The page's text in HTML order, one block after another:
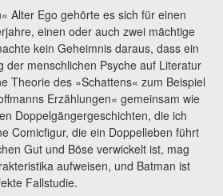
Alter Ego gehörte es sich für einen
einen oder auch zwei mächtige
kein Geheimnis daraus, dass ein
der menschlichen Psyche auf Literatur
Theorie des »Schattens« zum Beispiel
Erzählungen« gemeinsam wie
Doppelgängergeschichten, die ich
Comicfigur, die ein Doppelleben führt
Gut und Böse verwickelt ist, mag
aufweisen, und Batman ist
Fallstudie.